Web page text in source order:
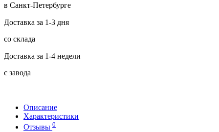
в Санкт-Петербурге
Доставка за 1-3 дня
со склада
Доставка за 1-4 недели
с завода
Описание
Характеристики
Отзывы 0